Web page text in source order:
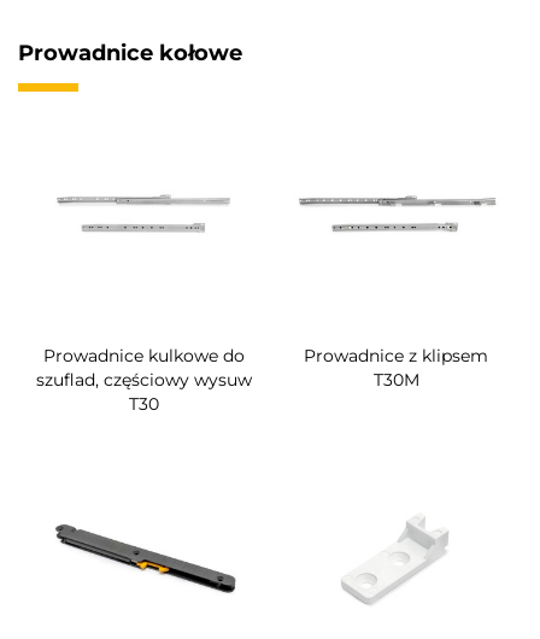
Prowadnice kołowe
Prowadnice kulkowe do
szuflad, częściowy wysuw
T30
Prowadnice z klipsem
T30M